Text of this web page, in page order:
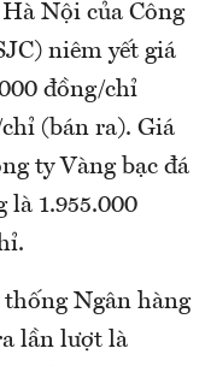
Nội của Công
niêm yết giá
đồng/chỉ
(bán ra). Giá
ty Vàng bạc đá
là 1.955.000
thống Ngân hàng
lần lượt là